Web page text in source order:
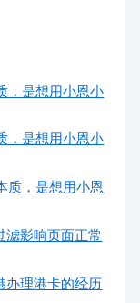
，是想用小恩小
，是想用小恩小
质，是想用小恩
滤影响页面正常
办理港卡的经历